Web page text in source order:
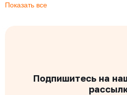
Показать все
Подпишитесь на